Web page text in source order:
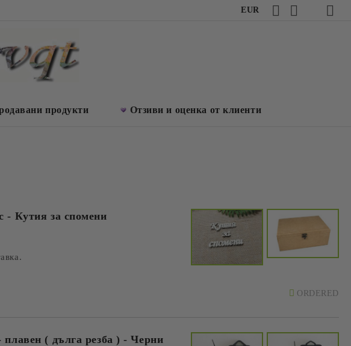
EUR
продукти Отзиви и оценка от клиенти
- Кутия за спомени
ORDERED
( дълга резба ) - Черни